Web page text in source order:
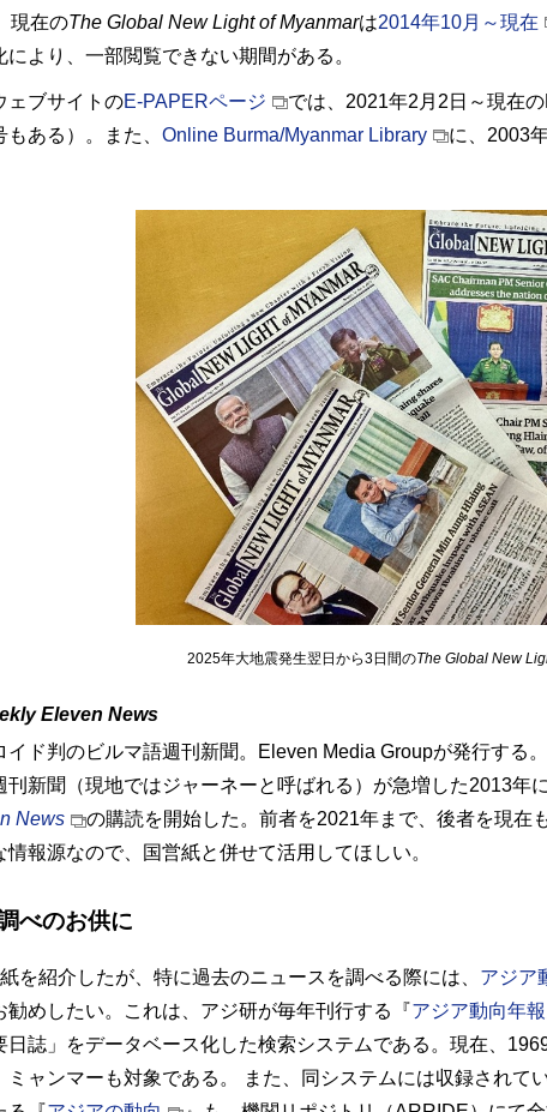
、現在のThe Global New Light of Myanmarは2014年10月～現在
により、一部閲覧できない期間がある。
ェブサイトのE-PAPERページ では、2021年2月2日～現在の
もある）。また、 Online Burma/Myanmar Library に、2003
2025年大地震発生翌日から3日間のThe Global New
Eleven News
イド判のビルマ語週刊新聞。
Eleven Media Groupが発行する
刊新聞（現地ではジャーネーと呼ばれる）が急増した2013年に
News
の購読を開始した。前者を2021年まで、後者を現在
情報源なので、国営紙と併せて活用してほしい。
べのお供に
を紹介したが、特に過去のニュースを調べる際には、 アジア
勧めしたい。これは、アジ研が毎年刊行する『アジア動向年報
日誌」をデータベース化した検索システムである。現在、
ミャンマーも対象である。 また、同システムには収録されて